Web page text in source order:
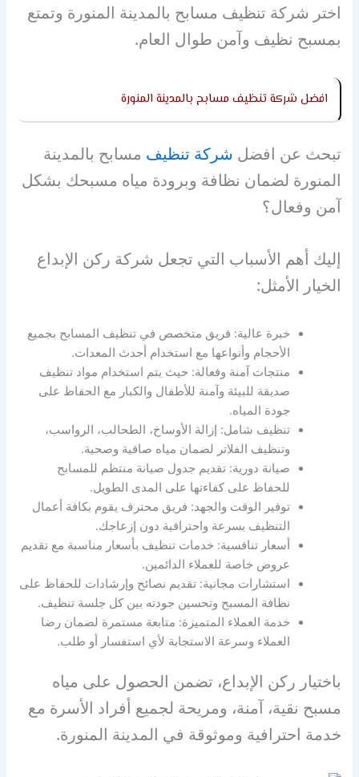
اختر شركة تنظيف مسابح بالمدينة المنورة وتمتع
بمسبح نظيف وآمن طوال العام.
افضل شركة تنظيف مسابح بالمدينة المنورة
تبحث عن افضل شركة تنظيف مسابح بالمدينة
المنورة لضمان نظافة وبرودة مياه مسبحك بشكل
آمن وفعال؟
إليك أهم الأسباب التي تجعل شركة ركن الإبداع
الخيار الأمثل:
خبرة عالية: فريق متخصص في تنظيف المسابح بجميع
الأحجام وأنواعها مع استخدام أحدث المعدات.
منتجات آمنة وفعالة: حيث يتم استخدام مواد تنظيف
صديقة للبيئة وآمنة للأطفال والكبار مع الحفاظ على
جودة المياه.
تنظيف شامل: إزالة الأوساخ، الطحالب، الرواسب،
وتنظيف الفلاتر لضمان مياه صافية وصحية.
صيانة دورية: تقديم جدول صيانة منتظم للمسابح
للحفاظ على كفاءتها على المدى الطويل.
توفير الوقت والجهد: فريق محترف يقوم بكافة أعمال
التنظيف بسرعة واحترافية دون إزعاجك.
أسعار تنافسية: خدمات تنظيف بأسعار مناسبة مع تقديم
عروض خاصة للعملاء الدائمين.
استشارات مجانية: تقديم نصائح وإرشادات للحفاظ على
نظافة المسبح وتحسين جودته بين كل جلسة تنظيف.
خدمة العملاء المتميزة: متابعة مستمرة لضمان رضا
العملاء وسرعة الاستجابة لأي استفسار أو طلب.
باختيار ركن الإبداع، تضمن الحصول على مياه
مسبح نقية، آمنة، ومريحة لجميع أفراد الأسرة مع
خدمة احترافية وموثوقة في المدينة المنورة.